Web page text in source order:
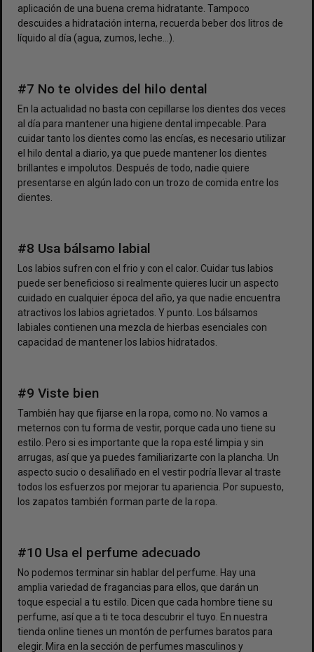
aplicación de una buena crema hidratante. Tampoco
descuides a hidratación interna, recuerda beber dos litros de
líquido al día (agua, zumos, leche…).
#7 No te olvides del hilo dental
En la actualidad no basta con cepillarse los dientes dos veces
al día para mantener una higiene dental impecable. Para
cuidar tanto los dientes como las encías, es necesario utilizar
el hilo dental a diario, ya que puede mantener los dientes
brillantes e impolutos. Después de todo, nadie quiere
presentarse en algún lado con un trozo de comida entre los
dientes.
#8 Usa bálsamo labial
Los labios sufren con el frio y con el calor. Cuidar tus labios
puede ser beneficioso si realmente quieres lucir un aspecto
cuidado en cualquier época del año, ya que nadie encuentra
atractivos los labios agrietados. Y punto. Los bálsamos
labiales contienen una mezcla de hierbas esenciales con
capacidad de mantener los labios hidratados.
#9 Viste bien
También hay que fijarse en la ropa, como no. No vamos a
meternos con tu forma de vestir, porque cada uno tiene su
estilo. Pero si es importante que la ropa esté limpia y sin
arrugas, así que ya puedes familiarizarte con la plancha. Un
aspecto sucio o desaliñado en el vestir podría llevar al traste
todos los esfuerzos por mejorar tu apariencia. Por supuesto,
los zapatos también forman parte de la ropa.
#10 Usa el perfume adecuado
No podemos terminar sin hablar del perfume. Hay una
amplia variedad de fragancias para ellos, que darán un
toque especial a tu estilo. Dicen que cada hombre tiene su
perfume, así que a ti te toca descubrir el tuyo. En nuestra
tienda online tienes un montón de perfumes baratos para
elegir. Mira en la sección de perfumes masculinos y